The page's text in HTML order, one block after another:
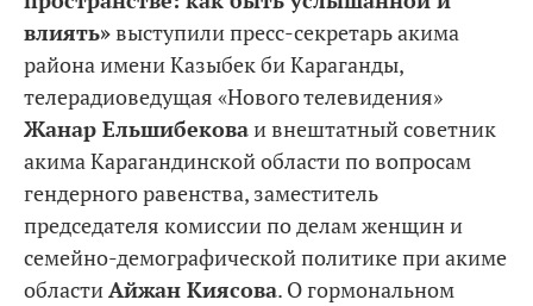
влиять»выступили пресс-секретарь акима
района имени Казыбек би Караганды,
телерадиоведущая «Нового телевидения»
Жанар Ельшибековаи внештатный советник
акима Карагандинской области по вопросам
гендерного равенства, заместитель
председателя комиссии по делам женщин и
семейно-демографической политике при акиме
областиАйжан Киясова. О гормональном